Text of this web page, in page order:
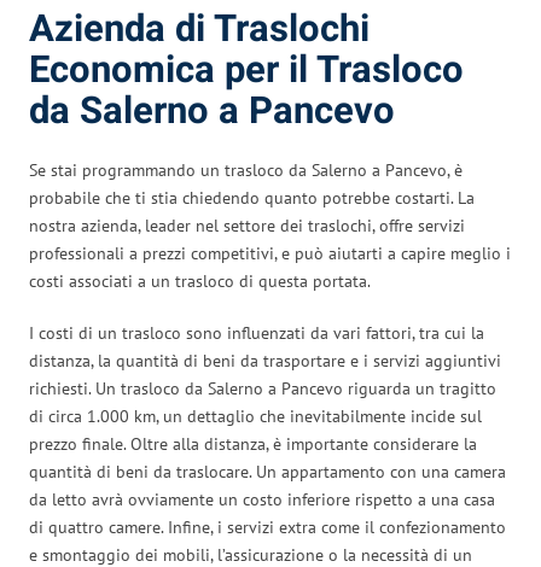
Azienda di Traslochi
Economica per il Trasloco
da Salerno a Pancevo
Se stai programmando un trasloco da Salerno a Pancevo, è
probabile che ti stia chiedendo quanto potrebbe costarti. La
nostra azienda, leader nel settore dei traslochi, offre servizi
professionali a prezzi competitivi, e può aiutarti a capire meglio i
costi associati a un trasloco di questa portata.
I costi di un trasloco sono influenzati da vari fattori, tra cui la
distanza, la quantità di beni da trasportare e i servizi aggiuntivi
richiesti. Un trasloco da Salerno a Pancevo riguarda un tragitto
di circa 1.000 km, un dettaglio che inevitabilmente incide sul
prezzo finale. Oltre alla distanza, è importante considerare la
quantità di beni da traslocare. Un appartamento con una camera
da letto avrà ovviamente un costo inferiore rispetto a una casa
di quattro camere. Infine, i servizi extra come il confezionamento
e smontaggio dei mobili, l’assicurazione o la necessità di un